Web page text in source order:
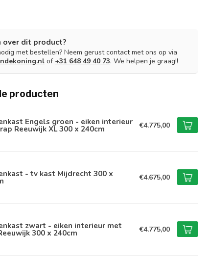
over dit product?
met bestellen? Neem gerust contact met ons op via
of +31 648 49 40 73. We helpen je graag!!
producten
Engels groen - eiken interieur
Reeuwijk XL 300 x 240cm €4.775,00
- tv kast Mijdrecht 300 x €4.675,00
zwart - eiken interieur met
300 x 240cm €4.775,00